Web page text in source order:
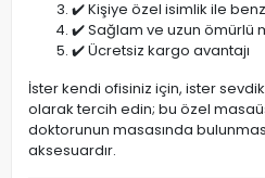
✔️ Kişiye özel isimlik ile
✔️ Sağlam ve uzun ömürlü
✔️ Ücretsiz kargo avantajı
İster kendi ofisiniz için, ister
olarak tercih edin; bu özel
doktorunun masasında
aksesuardır.